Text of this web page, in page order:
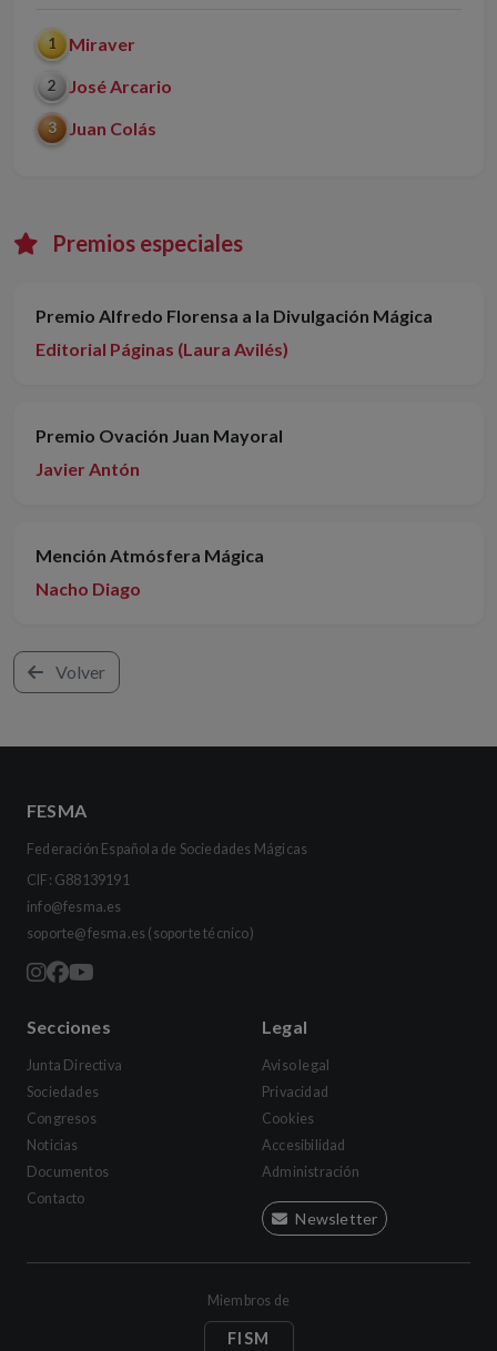
1 Miraver
2 José Arcario
3 Juan Colás
Premios especiales
Premio Alfredo Florensa a la Divulgación Mágica
Editorial Páginas (Laura Avilés)
Premio Ovación Juan Mayoral
Javier Antón
Mención Atmósfera Mágica
Nacho Diago
Volver
FESMA
Federación Española de Sociedades Mágicas
CIF: G88139191
info@fesma.es
soporte@fesma.es (soporte técnico)
Secciones
Junta Directiva
Sociedades
Congresos
Noticias
Documentos
Contacto
Legal
Aviso legal
Privacidad
Cookies
Accesibilidad
Administración
Newsletter
Miembros de
FISM